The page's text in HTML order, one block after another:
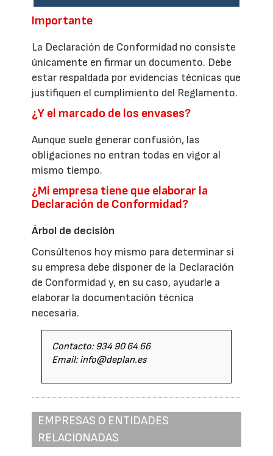
Importante
La Declaración de Conformidad no consiste
únicamente en firmar un documento. Debe
estar respaldada por evidencias técnicas que
justifiquen el cumplimiento del Reglamento.
¿Y el marcado de los envases?
Aunque suele generar confusión, las
obligaciones no entran todas en vigor al
mismo tiempo.
¿Mi empresa tiene que elaborar la
Declaración de Conformidad?
Árbol de decisión
Consúltenos hoy mismo para determinar si
su empresa debe disponer de la Declaración
de Conformidad y, en su caso, ayudarle a
elaborar la documentación técnica
necesaria.
Contacto: 934 90 64 66
Email: info@deplan.es
EMPRESAS O ENTIDADES
RELACIONADAS